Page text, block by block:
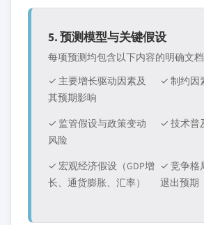
5. 预测模型与关键假设
每项预测均包含以下内容的明确文档
✓ 主要增长驱动因素及
其预期影响
✓ 制约因
✓ 监管假设与政策变动
风险
✓ 技术普
✓ 宏观经济假设（GDP增
长、通货膨胀、汇率）
✓ 竞争格
退出预期